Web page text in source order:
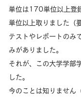
単位は170単位以上登
単位以上取りました（
テストやレポートのみ
みがありました。
それが、この大学学部
した。
今のことは知りません